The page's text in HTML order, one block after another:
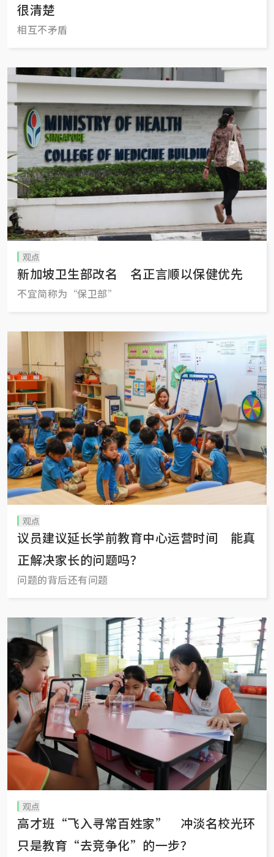
很清楚
相互不矛盾
观点
新加坡卫生部改名 名正言顺以保健优先
不宜简称为“保卫部”
观点
议员建议延长学前教育中心运营时间 能真
正解决家长的问题吗？
问题的背后还有问题
观点
高才班“飞入寻常百姓家” 冲淡名校光环
只是教育“去竞争化”的一步？